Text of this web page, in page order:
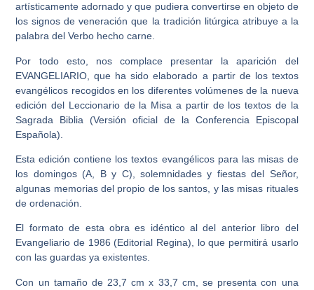
artísticamente adornado y que pudiera convertirse en objeto de
los signos de veneración que la tradición litúrgica atribuye a la
palabra del Verbo hecho carne.
Por todo esto, nos complace presentar la aparición del
EVANGELIARIO, que ha sido elaborado a partir de los textos
evangélicos recogidos en los diferentes volúmenes de la nueva
edición del Leccionario de la Misa a partir de los textos de la
Sagrada Biblia (Versión oficial de la Conferencia Episcopal
Española).
Esta edición contiene los textos evangélicos para las misas de
los domingos (A, B y C), solemnidades y fiestas del Señor,
algunas memorias del propio de los santos, y las misas rituales
de ordenación.
El formato de esta obra es idéntico al del anterior libro del
Evangeliario de 1986 (Editorial Regina), lo que permitirá usarlo
con las guardas ya existentes.
Con un tamaño de 23,7 cm x 33,7 cm, se presenta con una